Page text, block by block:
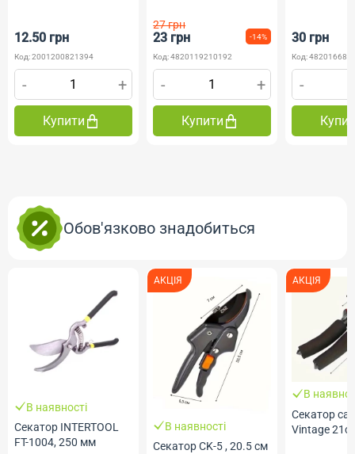
12.50 грн
Код: 2001200821394
- +
Купити
27 грн
23 грн -14%
Код: 4820119210192
- +
Купити
30 грн
Код:
-
Обов'язково знадобиться
В наявності
Секатор INTERTOOL
FT-1004, 250 мм
АКЦІЯ
В наявності
Сeкатор CK-5 , 20.5 см
АКЦІЯ
В
Секатор
Vintage